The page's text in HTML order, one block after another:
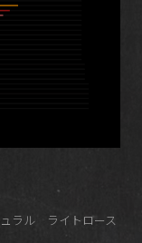
ラル ライトロース